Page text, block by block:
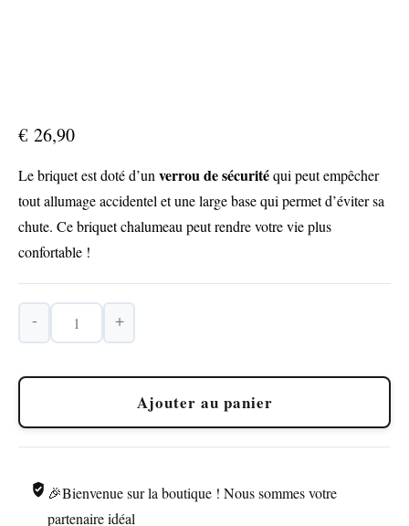
€ 26,90
Le briquet est doté d’un verrou de sécuritéqui peut empêcher
tout allumage accidentel et une large base qui permet d’éviter sa
chute. Ce briquet chalumeau peut rendre votre vie plus
confortable !
Briquet
Cuisine
Soudure
- +
Ajouter au panier
🎉Bienvenue sur la boutique ! Nous sommes votre
partenaire idéal